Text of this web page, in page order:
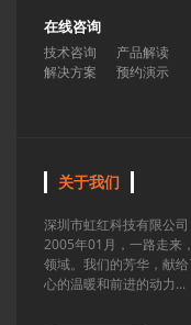
在线咨询
技术咨询
产品解读
解决方案
预约演示
关于我们
深圳市虹红科技有限公
2005年01月，一路走来
领域。我们的芳华，献
心的温暖和前进的动力...